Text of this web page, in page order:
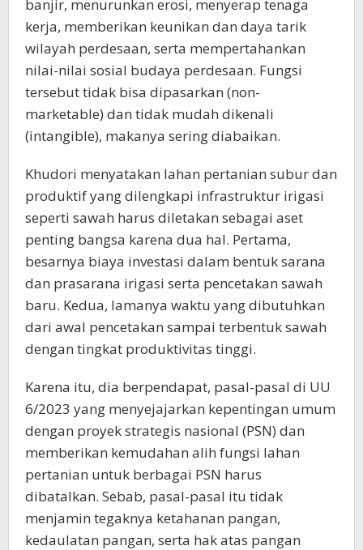
banjir, menurunkan erosi, menyerap tenaga
kerja, memberikan keunikan dan daya tarik
wilayah perdesaan, serta mempertahankan
nilai-nilai sosial budaya perdesaan. Fungsi
tersebut tidak bisa dipasarkan (non-
marketable) dan tidak mudah dikenali
(intangible), makanya sering diabaikan.
Khudori menyatakan lahan pertanian subur dan
produktif yang dilengkapi infrastruktur irigasi
seperti sawah harus diletakan sebagai aset
penting bangsa karena dua hal. Pertama,
besarnya biaya investasi dalam bentuk sarana
dan prasarana irigasi serta pencetakan sawah
baru. Kedua, lamanya waktu yang dibutuhkan
dari awal pencetakan sampai terbentuk sawah
dengan tingkat produktivitas tinggi.
Karena itu, dia berpendapat, pasal-pasal di UU
6/2023 yang menyejajarkan kepentingan umum
dengan proyek strategis nasional (PSN) dan
memberikan kemudahan alih fungsi lahan
pertanian untuk berbagai PSN harus
dibatalkan. Sebab, pasal-pasal itu tidak
menjamin tegaknya ketahanan pangan,
kedaulatan pangan, serta hak atas pangan